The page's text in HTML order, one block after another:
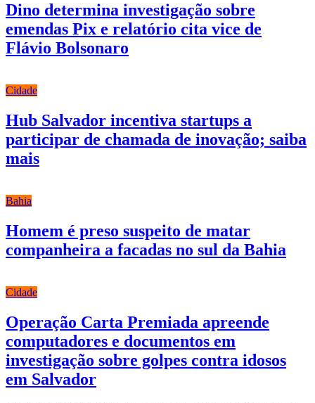
Dino determina investigação sobre
emendas Pix e relatório cita vice de
Flávio Bolsonaro
Cidade
Hub Salvador incentiva startups a
participar de chamada de inovação; saiba
mais
Bahia
Homem é preso suspeito de matar
companheira a facadas no sul da Bahia
Cidade
Operação Carta Premiada apreende
computadores e documentos em
investigação sobre golpes contra idosos
em Salvador